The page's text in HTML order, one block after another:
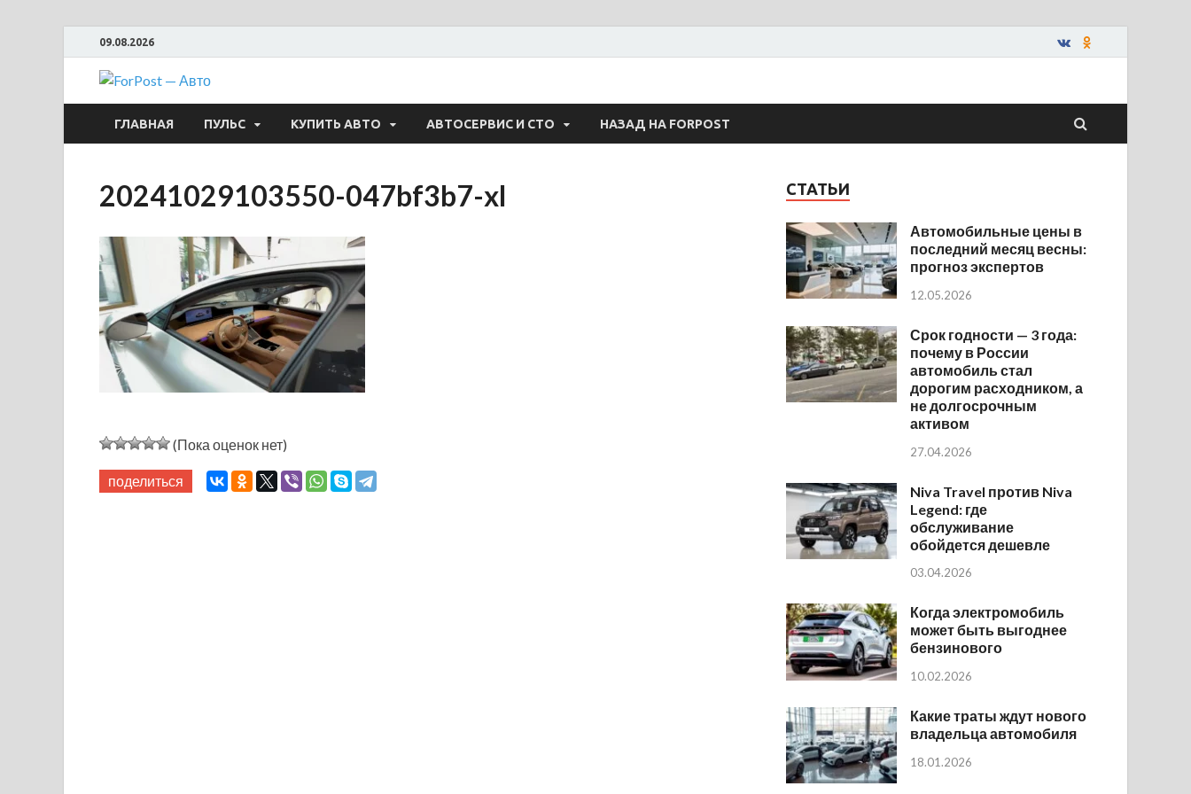
09.08.2026
ForPost — Авто
ГЛАВНАЯ ПУЛЬС КУПИТЬ АВТО АВТОСЕРВИС И СТО НАЗАД НА FORPOST
20241029103550-047bf3b7-xl
(Пока оценок нет)
поделиться
СТАТЬИ
Автомобильные цены в
последний месяц весны:
прогноз экспертов
12.05.2026
Срок годности — 3 года:
почему в России
автомобиль стал
дорогим расходником, а
не долгосрочным
активом
27.04.2026
Niva Travel против Niva
Legend: где
обслуживание
обойдется дешевле
03.04.2026
Когда электромобиль
может быть выгоднее
бензинового
10.02.2026
Какие траты ждут нового
владельца автомобиля
18.01.2026